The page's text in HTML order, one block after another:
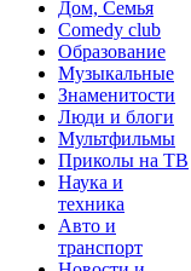
Дом, Семья
Comedy club
Образование
Музыкальные
Знаменитости
Люди и блоги
Мультфильмы
Приколы на ТВ
Наука и
техника
Авто и
транспорт